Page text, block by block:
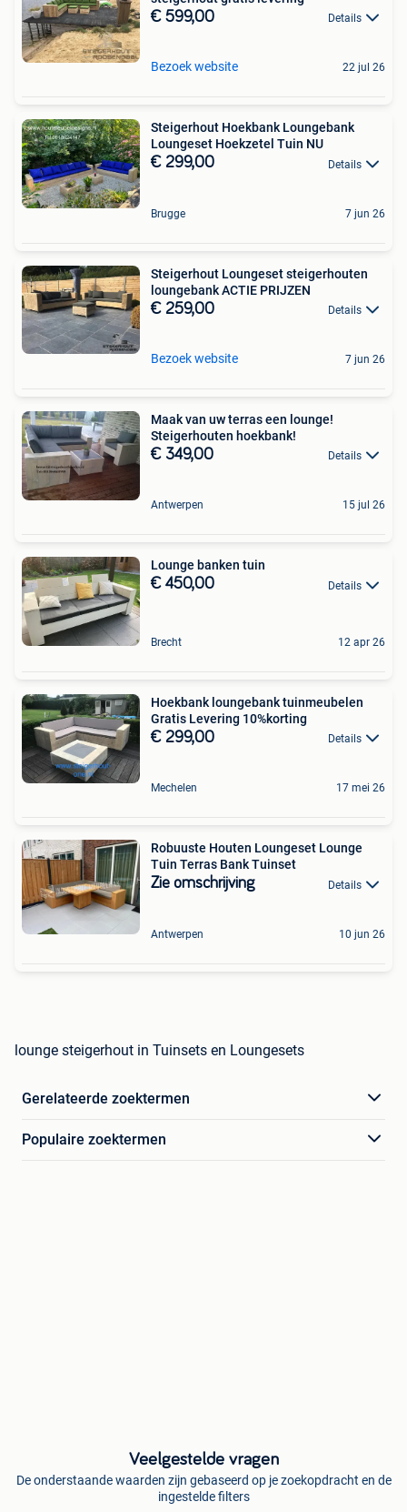
€ 599,00 Details
Bezoek website 22 jul 26
Steigerhout Hoekbank Loungebank
Loungeset Hoekzetel Tuin NU
€ 299,00 Details
Brugge 7 jun 26
Steigerhout Loungeset steigerhouten
loungebank ACTIE PRIJZEN
€ 259,00 Details
Bezoek website 7 jun 26
Maak van uw terras een lounge!
Steigerhouten hoekbank!
€ 349,00 Details
Antwerpen 15 jul 26
Lounge banken tuin
€ 450,00 Details
Brecht 12 apr 26
Hoekbank loungebank tuinmeubelen
Gratis Levering 10%korting
€ 299,00 Details
Mechelen 17 mei 26
Robuuste Houten Loungeset Lounge
Tuin Terras Bank Tuinset
Zie omschrijving Details
Antwerpen 10 jun 26
lounge steigerhout in Tuinsets en Loungesets
Gerelateerde zoektermen
Populaire zoektermen
Veelgestelde vragen
De onderstaande waarden zijn gebaseerd op je zoekopdracht en de
ingestelde filters